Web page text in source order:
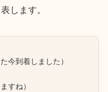
します。
た今到着しました）
すね）